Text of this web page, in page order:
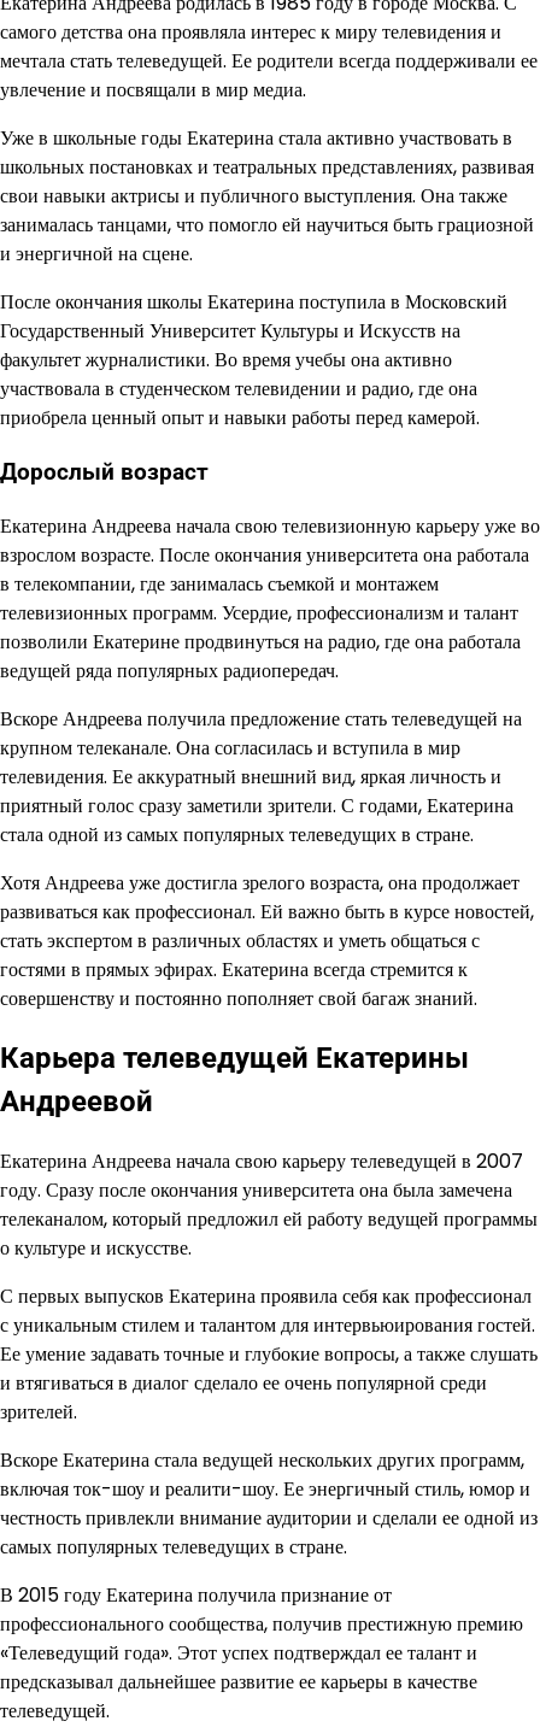
самого детства она проявляла интерес к миру телевидения и
мечтала стать телеведущей. Ее родители всегда поддерживали ее
увлечение и посвящали в мир медиа.
Уже в школьные годы Екатерина стала активно участвовать в
школьных постановках и театральных представлениях, развивая
свои навыки актрисы и публичного выступления. Она также
занималась танцами, что помогло ей научиться быть грациозной
и энергичной на сцене.
После окончания школы Екатерина поступила в Московский
Государственный Университет Культуры и Искусств на
факультет журналистики. Во время учебы она активно
участвовала в студенческом телевидении и радио, где она
приобрела ценный опыт и навыки работы перед камерой.
Дорослый возраст
Екатерина Андреева начала свою телевизионную карьеру уже во
взрослом возрасте. После окончания университета она работала
в телекомпании, где занималась съемкой и монтажем
телевизионных программ. Усердие, профессионализм и талант
позволили Екатерине продвинуться на радио, где она работала
ведущей ряда популярных радиопередач.
Вскоре Андреева получила предложение стать телеведущей на
крупном телеканале. Она согласилась и вступила в мир
телевидения. Ее аккуратный внешний вид, яркая личность и
приятный голос сразу заметили зрители. С годами, Екатерина
стала одной из самых популярных телеведущих в стране.
Хотя Андреева уже достигла зрелого возраста, она продолжает
развиваться как профессионал. Ей важно быть в курсе новостей,
стать экспертом в различных областях и уметь общаться с
гостями в прямых эфирах. Екатерина всегда стремится к
совершенству и постоянно пополняет свой багаж знаний.
Карьера телеведущей Екатерины
Андреевой
Екатерина Андреева начала свою карьеру телеведущей в 2007
году. Сразу после окончания университета она была замечена
телеканалом, который предложил ей работу ведущей программы
о культуре и искусстве.
С первых выпусков Екатерина проявила себя как профессионал
с уникальным стилем и талантом для интервьюирования гостей.
Ее умение задавать точные и глубокие вопросы, а также слушать
и втягиваться в диалог сделало ее очень популярной среди
зрителей.
Вскоре Екатерина стала ведущей нескольких других программ,
включая ток-шоу и реалити-шоу. Ее энергичный стиль, юмор и
честность привлекли внимание аудитории и сделали ее одной из
самых популярных телеведущих в стране.
В 2015 году Екатерина получила признание от
профессионального сообщества, получив престижную премию
«Телеведущий года». Этот успех подтверждал ее талант и
предсказывал дальнейшее развитие ее карьеры в качестве
телеведущей.